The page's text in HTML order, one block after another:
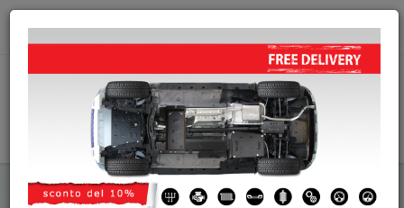
info@piastraparamotore.com
Piastra paramotore di acciaio Mini